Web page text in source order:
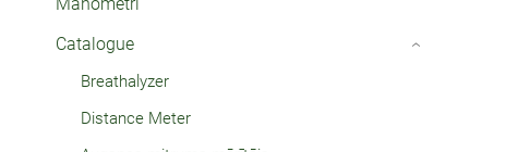
Catalogue
Breathalyzer
Distance Meter
›